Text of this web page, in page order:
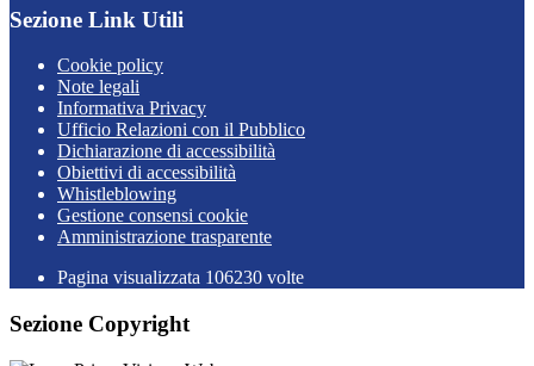
Sezione Link Utili
Cookie policy
Note legali
Informativa Privacy
Ufficio Relazioni con il Pubblico
Dichiarazione di accessibilità
Obiettivi di accessibilità
Whistleblowing
Gestione consensi cookie
Amministrazione trasparente
Pagina visualizzata 106230 volte
Sezione Copyright